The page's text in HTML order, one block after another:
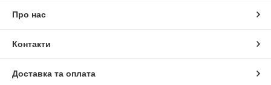
Про нас
Контакти
Доставка та оплата